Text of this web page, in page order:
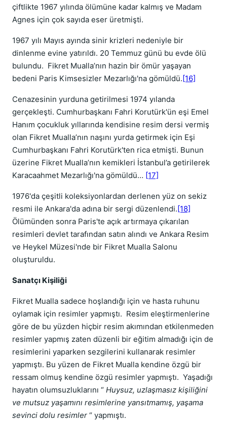
çiftlikte 1967 yılında ölümüne kadar kalmış ve Madam
Agnes için çok sayıda eser üretmişti.
1967 yılı Mayıs ayında sinir krizleri nedeniyle bir
dinlenme evine yatırıldı. 20 Temmuz günü bu evde ölü
bulundu. Fikret Mualla’nın hazin bir ömür yaşayan
bedeni Paris Kimsesizler Mezarlığı'na gömüldü.[16]
Cenazesinin yurduna getirilmesi 1974 yılanda
gerçekleşti. Cumhurbaşkanı Fahri Korutürk'ün eşi Emel
Hanım çocukluk yıllarında kendisine resim dersi vermiş
olan Fikret Mualla’nın naşını yurda getirmek için Eşi
Cumhurbaşkanı Fahri Korutürk'ten rica etmişti. Bunun
üzerine Fikret Mualla’nın kemikleri İstanbul’a getirilerek
Karacaahmet Mezarlığı'na gömüldü… [17]
1976'da çeşitli koleksiyonlardan derlenen yüz on sekiz
resmi ile Ankara'da adına bir sergi düzenlendi.[18]
Ölümünden sonra Paris'te açık artırmaya çıkarılan
resimleri devlet tarafından satın alındı ve Ankara Resim
ve Heykel Müzesi'nde bir Fikret Mualla Salonu
oluşturuldu.
Sanatçı Kişiliği
Fikret Mualla sadece hoşlandığı için ve hasta ruhunu
oylamak için resimler yapmıştı. Resim eleştirmenlerine
göre de bu yüzden hiçbir resim akımından etkilenmeden
resimler yapmış zaten düzenli bir eğitim almadığı için de
resimlerini yaparken sezgilerini kullanarak resimler
yapmıştı. Bu yüzen de Fikret Mualla kendine özgü bir
ressam olmuş kendine özgü resimler yapmıştı. Yaşadığı
hayatın olumsuzluklarını “ Huysuz, uzlaşmasız kişiliğini
ve mutsuz yaşamını resimlerine yansıtmamış, yaşama
sevinci dolu resimler “ yapmıştı.